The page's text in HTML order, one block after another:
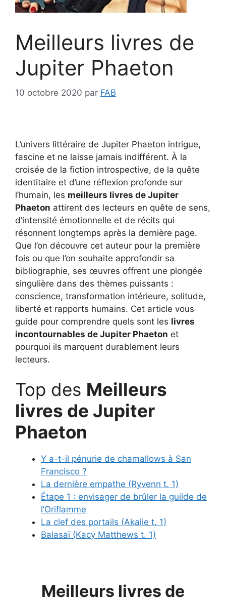
Meilleurs livres de
Jupiter Phaeton
10 octobre 2020 par FAB
L’univers littéraire de Jupiter Phaeton intrigue,
fascine et ne laisse jamais indifférent. À la
croisée de la fiction introspective, de la quête
identitaire et d’une réflexion profonde sur
l’humain, les meilleurs livres de Jupiter
Phaeton attirent des lecteurs en quête de sens,
d’intensité émotionnelle et de récits qui
résonnent longtemps après la dernière page.
Que l’on découvre cet auteur pour la première
fois ou que l’on souhaite approfondir sa
bibliographie, ses œuvres offrent une plongée
singulière dans des thèmes puissants :
conscience, transformation intérieure, solitude,
liberté et rapports humains. Cet article vous
guide pour comprendre quels sont les livres
incontournables de Jupiter Phaeton et
pourquoi ils marquent durablement leurs
lecteurs.
Top des Meilleurs
livres de Jupiter
Phaeton
Y a-t-il pénurie de chamallows à San
Francisco ?
La dernière empathe (Ryvenn t. 1)
Étape 1 : envisager de brûler la guilde de
l’Oriflamme
La clef des portails (Akalie t. 1)
Balasaï (Kacy Matthews t. 1)
Meilleurs livres de